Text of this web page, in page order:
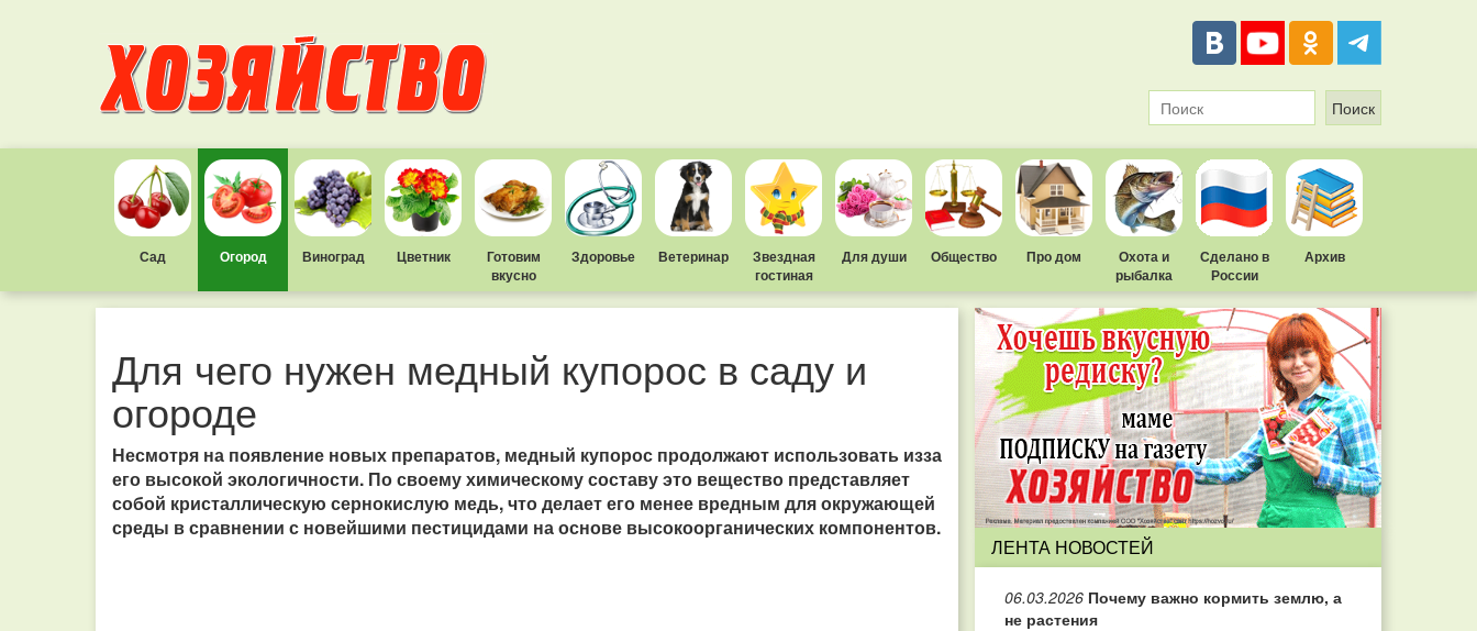
Сад Огород Виноград Цветник
Готовим
вкусно
Здоровье Ветеринар
Звездная
гостиная
Для души Общество Про дом
Охота и
рыбалка
Сделано в
России
Архив
Для чего нужен медный купорос в саду и
огороде
Несмотря на появление новых препаратов, медный купорос продолжают использовать изза
его высокой экологичности. По своему химическому составу это вещество представляет
собой кристаллическую сернокислую медь, что делает его менее вредным для окружающей
среды в сравнении с новейшими пестицидами на основе высокоорганических компонентов.
ЛЕНТА НОВОСТЕЙ
06.03.2026 Почему важно кормить землю, а
не растения